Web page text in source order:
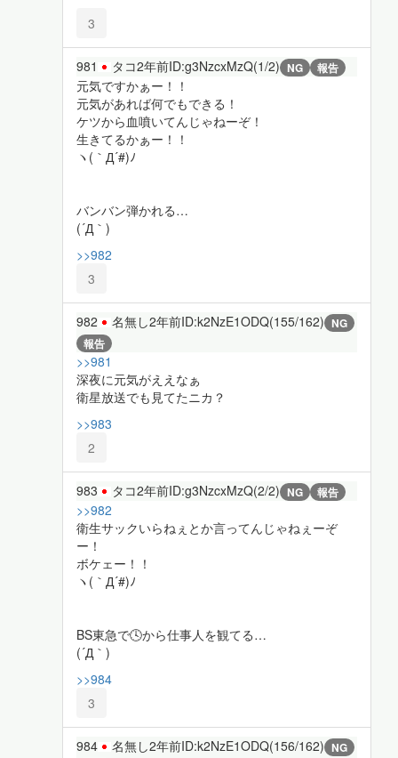
3
981 タコ2年前ID:g3NzcxMzQ(1/2) NG 報告
元気ですかぁー！！
元気があれば何でもできる！
ケツから血噴いてんじゃねーぞ！
生きてるかぁー！！
ヽ(｀Д´#)ﾉ
バンバン弾かれる…
(´Д｀)
>>982
3
982 名無し2年前ID:k2NzE1ODQ(155/162) NG
報告
>>981
深夜に元気がええなぁ
衛星放送でも見てたニカ？
>>983
2
983 タコ2年前ID:g3NzcxMzQ(2/2) NG 報告
>>982
衛生サックいらねぇとか言ってんじゃねぇーぞ
ー！
ボケェー！！
ヽ(｀Д´#)ﾉ
BS東急で🕓から仕事人を観てる…
(´Д｀)
>>984
3
984 名無し2年前ID:k2NzE1ODQ(156/162) NG